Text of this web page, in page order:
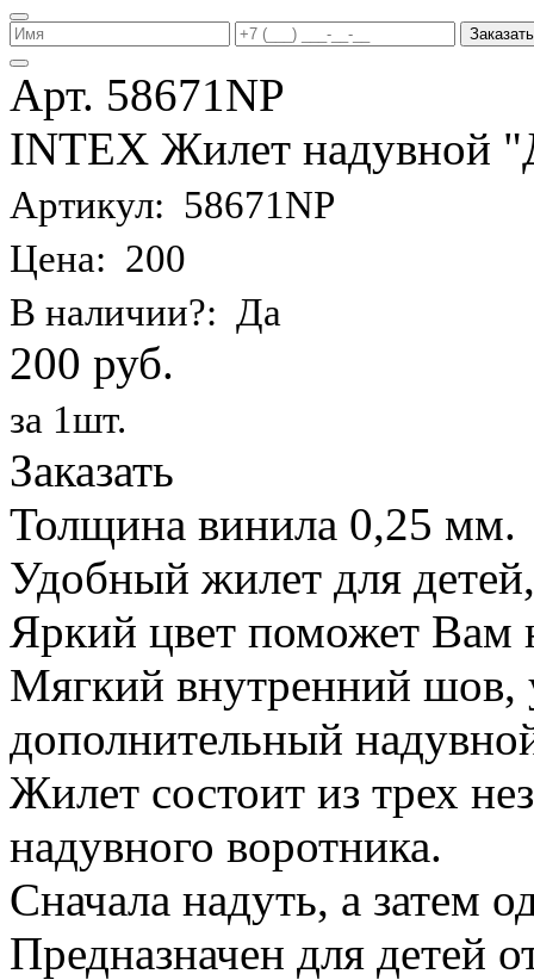
Заказать
Арт. 58671NP
INTEX Жилет надувной
Артикул: 58671NP
Цена: 200
В наличии?: Да
200 руб.
за 1шт.
Заказать
Толщина винила 0,25 мм.
Удобный жилет для
Яркий цвет поможет Вам
Мягкий внутренний шов,
дополнительный
Жилет состоит из трех
надувного воротника.
Сначала надуть, а затем
Предназначен для детей